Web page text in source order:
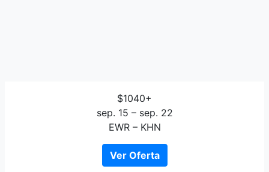
$1040+
sep. 15 – sep. 22
EWR – KHN
Ver Oferta